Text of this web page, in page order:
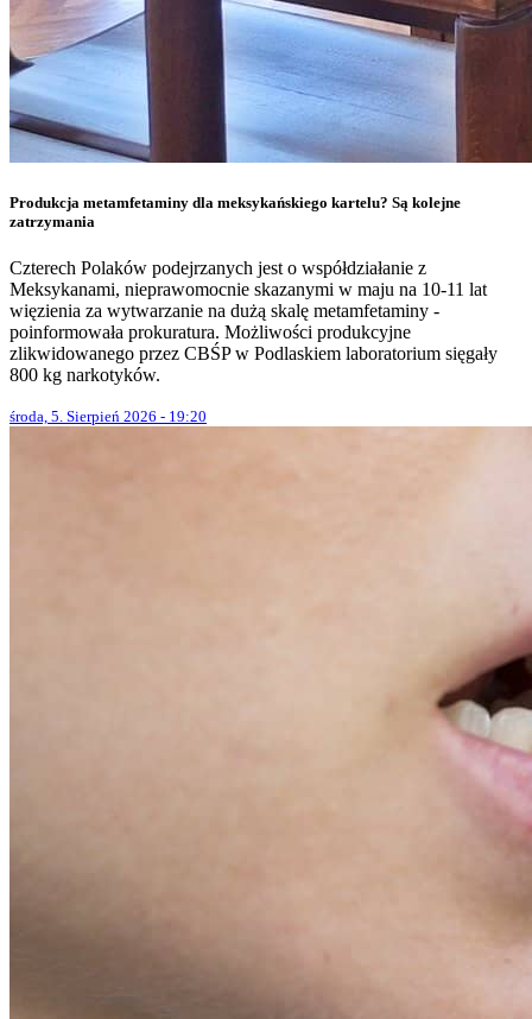
Produkcja metamfetaminy dla meksykańskiego kartelu? Są kolejne
zatrzymania
Czterech Polaków podejrzanych jest o współdziałanie z
Meksykanami, nieprawomocnie skazanymi w maju na 10-11 lat
więzienia za wytwarzanie na dużą skalę metamfetaminy -
poinformowała prokuratura. Możliwości produkcyjne
zlikwidowanego przez CBŚP w Podlaskiem laboratorium sięgały
800 kg narkotyków.
środa, 5. Sierpień 2026 - 19:20